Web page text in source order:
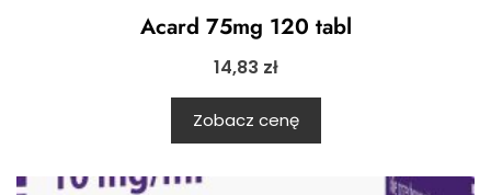
Acard 75mg 120 tabl
14,83 zł
Zobacz cenę